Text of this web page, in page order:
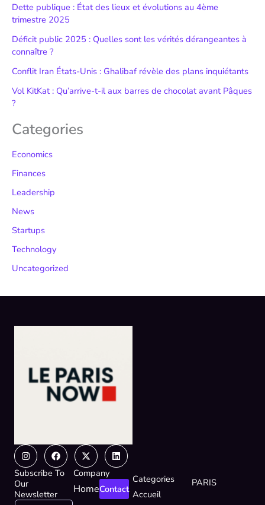
Dette publique : État des lieux et évolutions au 4ème
trimestre 2025
Déficit public 2025 : Quelles sont les vérités dérangeantes à
connaître ?
Conflit Iran États-Unis : Ghalibaf révèle des plans inquiétants
Vol KitKat : Qu’arrive-t-il aux barres de chocolat avant Pâques
?
Categories
Economics
Finances
Leadership
News
Startups
Technology
Uncategorized
InstagramFacebook
X-
twitter
Linkedin
Subscribe To
Our
Newsletter
Company
HomeContact
Categories
Accueil
PARIS